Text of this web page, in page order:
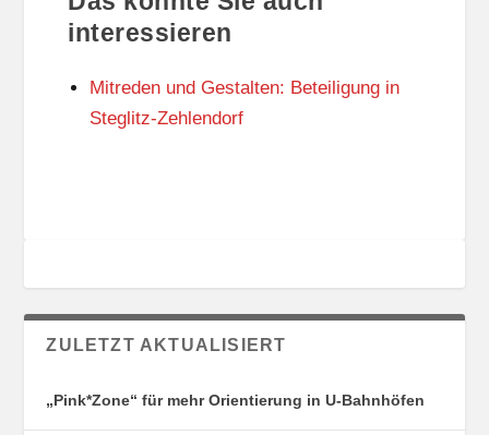
T
U
N
S
O
O
R
N
interessieren
Mitreden und Gestalten: Beteiligung in
Steglitz-Zehlendorf
ZULETZT AKTUALISIERT
„Pink*Zone“ für mehr Orientierung in U-Bahnhöfen